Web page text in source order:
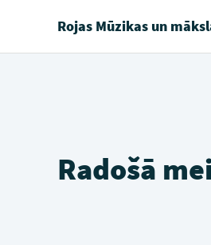
Rojas Mūzikas un
Radošā